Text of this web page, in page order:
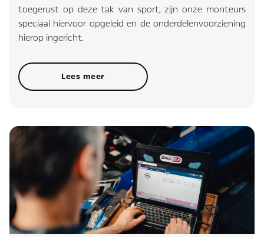
toegerust op deze tak van sport, zijn onze monteurs
speciaal hiervoor opgeleid en de onderdelenvoorziening
hierop ingericht.
Lees meer